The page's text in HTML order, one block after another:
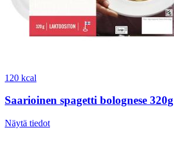
120 kcal
Saarioinen spagetti bolognese 320g
Näytä tiedot